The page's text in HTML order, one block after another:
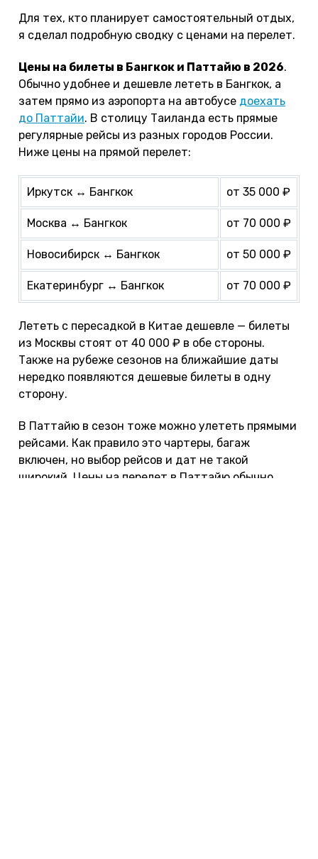
Для тех, кто планирует самостоятельный отдых,
я сделал подробную сводку с ценами на перелет.
Цены на билеты в Бангкок и Паттайю в 2026.
Обычно удобнее и дешевле лететь в Бангкок, а
затем прямо из аэропорта на автобусе доехать
до Паттайи. В столицу Таиланда есть прямые
регулярные рейсы из разных городов России.
Ниже цены на прямой перелет:
Иркутск ↔ Бангкок от 35 000 ₽
Москва ↔ Бангкок от 70 000 ₽
Новосибирск ↔ Бангкок от 50 000 ₽
Екатеринбург ↔ Бангкок от 70 000 ₽
Лететь с пересадкой в Китае дешевле — билеты
из Москвы стоят от 40 000 ₽ в обе стороны.
Также на рубеже сезонов на ближайшие даты
нередко появляются дешевые билеты в одну
сторону.
В Паттайю в сезон тоже можно улететь прямыми
рейсами. Как правило это чартеры, багаж
включен, но выбор рейсов и дат не такой
широкий. Цены на перелет в Паттайю обычно